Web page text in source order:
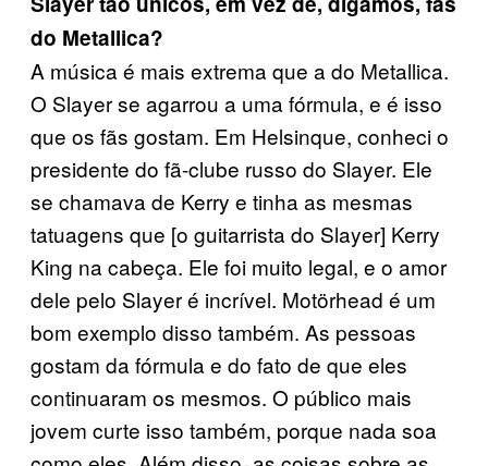
do Metallica?
A música é mais extrema que a do Metallica.
O Slayer se agarrou a uma fórmula, e é isso
que os fãs gostam. Em Helsinque, conheci o
presidente do fã-clube russo do Slayer. Ele
se chamava de Kerry e tinha as mesmas
tatuagens que [o guitarrista do Slayer] Kerry
King na cabeça. Ele foi muito legal, e o amor
dele pelo Slayer é incrível. Motörhead é um
bom exemplo disso também. As pessoas
gostam da fórmula e do fato de que eles
continuaram os mesmos. O público mais
jovem curte isso também, porque nada soa